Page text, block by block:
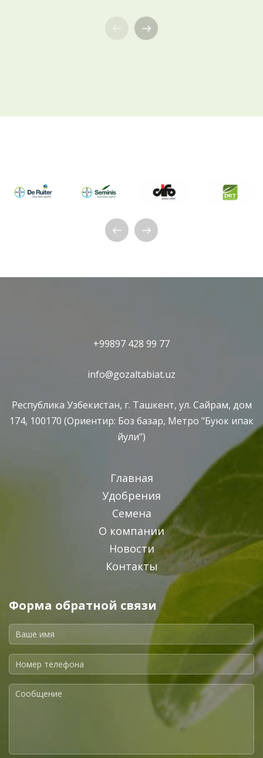
+99897 428 99 77
info@gozaltabiat.uz
Республика Узбекистан, г. Ташкент, ул. Сайрам, дом
174, 100170 (Ориентир: Боз базар, Метро "Буюк ипак
йули")
Главная
Удобрения
Семена
О компании
Новости
Контакты
Форма обратной связи